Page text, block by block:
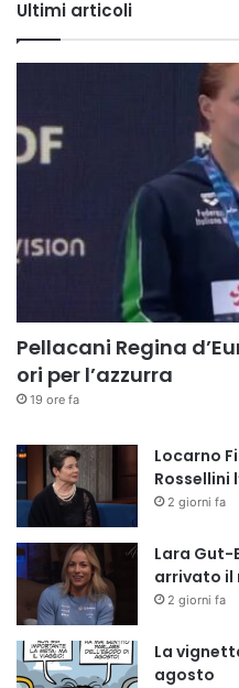
Ultimi articoli
Pellacani Regina
ori per l’azzurra
19 ore fa
Locarno
Rossellini
2 giorni fa
Lara Gut-
arrivato il
2 giorni fa
La
agosto